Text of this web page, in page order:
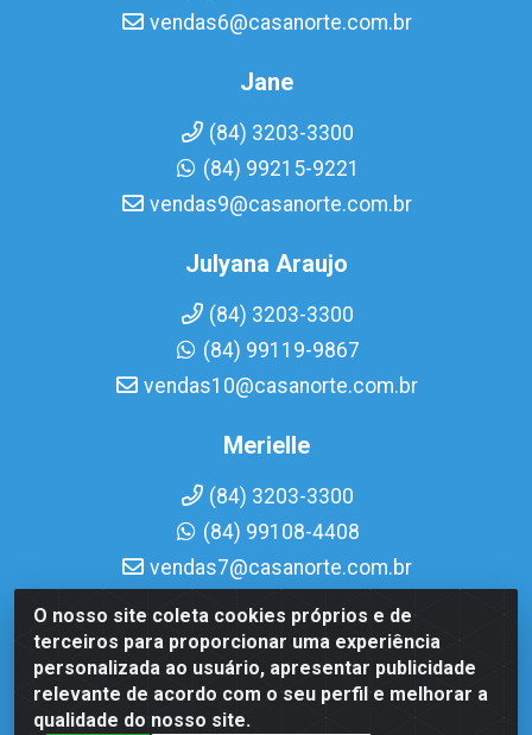
O nosso site coleta cookies próprios e de
terceiros para proporcionar uma experiência
personalizada ao usuário, apresentar publicidade
relevante de acordo com o seu perfil e melhorar a
qualidade do nosso site.
vendas6@casanorte.com.br
Jane
(84) 3203-3300
(84) 99215-9221
vendas9@casanorte.com.br
Julyana Araujo
(84) 3203-3300
(84) 99119-9867
vendas10@casanorte.com.br
Merielle
(84) 3203-3300
(84) 99108-4408
vendas7@casanorte.com.br
Casa Norte LTDA - Av. Interventor Mário Câmara, 1815 -
Dix-Sept Rosado, Natal/RN - CEP 59054-600 - CNPJ
08.713.513/0001-51